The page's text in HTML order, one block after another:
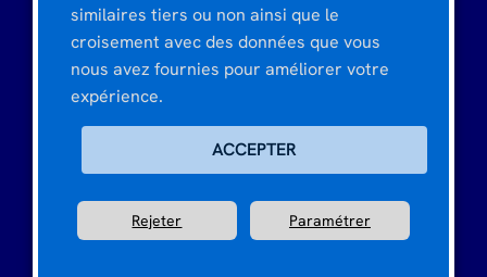
ETUDES MARKETING
Société et Styles de vie
Segmentation et positionnement
Développement et tests de concept
PANELS ET MÉTHODOLOGIES
Mise en place de panels dédiés
DÉCOUVRIR OPINEA
Qui sommes-nous ?
similaires tiers ou non ainsi que le
croisement avec des données que vous
nous avez fournies pour améliorer votre
expérience.
ACCEPTER
Rejeter Paramétrer